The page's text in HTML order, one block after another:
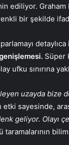
ediliyor. Graham
bir şekilde
parlamayı
Süper
ufku sınırına
uzayda bize
etki sayesinde,
geliyor. Olayı
taramalarının